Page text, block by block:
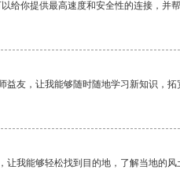
给你提供最高速度和安全性的连接，并
益友，让我能够随时随地学习新知识，拓
让我能够轻松找到目的地，了解当地的风